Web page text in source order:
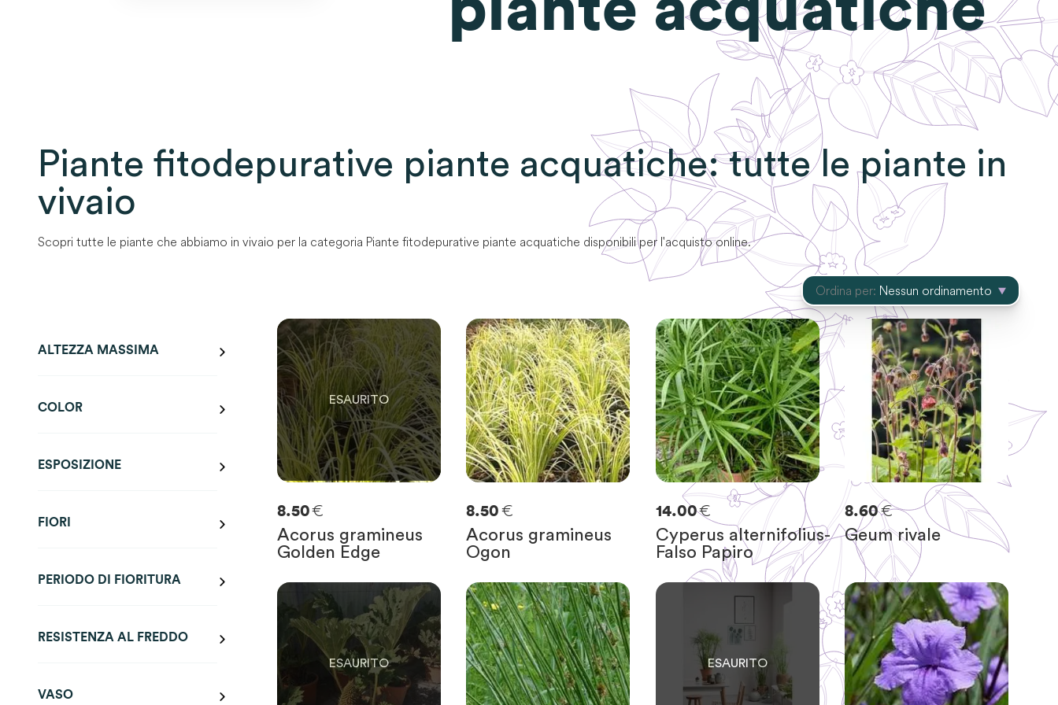
Piante fitodepurative piante acquatiche: tutte le piante in
vivaio
Scopri tutte le piante che abbiamo in vivaio per la categoria Piante fitodepurative piante acquatiche disponibili per l'acquisto online.
Ordina per: Nessun ordinamento
ALTEZZA MASSIMA
COLOR
ESPOSIZIONE
FIORI
PERIODO DI FIORITURA
RESISTENZA AL FREDDO
VASO
0
SOLO
0RIMASTE
8.50€
Acorus gramineus
Golden Edge
8.50 €
Acorus gramineus
Ogon
14.00€
Cyperus alternifolius-
Falso Papiro
8.60€
Geum rivale
0
SOLO0 RIMASTE
0